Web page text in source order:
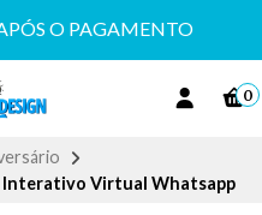
O PAGAMENTO
0
Interativo Virtual Whatsapp